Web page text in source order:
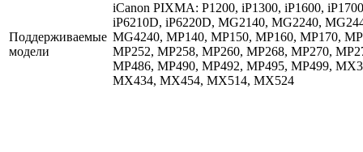
Поддерживаемые
модели
iCanon PIXMA: P1200, iP1300, iP1600,
iP6210D, iP6220D, MG2140, MG2240,
MG4240, MP140, MP150, MP160, MP170,
MP252, MP258, MP260, MP268, MP270,
MP486, MP490, MP492, MP495, MP499,
MX434, MX454, MX514, MX524